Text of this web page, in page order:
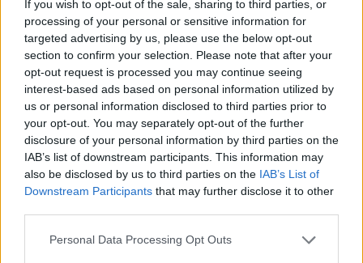
If you wish to opt-out of the sale, sharing to third parties, or
processing of your personal or sensitive information for
targeted advertising by us, please use the below opt-out
section to confirm your selection. Please note that after your
opt-out request is processed you may continue seeing
interest-based ads based on personal information utilized by
us or personal information disclosed to third parties prior to
your opt-out. You may separately opt-out of the further
disclosure of your personal information by third parties on the
IAB’s list of downstream participants. This information may
also be disclosed by us to third parties on the IAB’s List of
Downstream Participants that may further disclose it to other
Personal Data Processing Opt Outs